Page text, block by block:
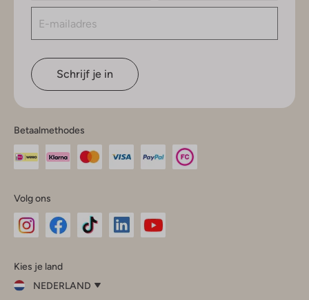
Schrijf je in
Betaalmethodes
Volg ons
InstagramFacebook
Kies je land
NEDERLAND